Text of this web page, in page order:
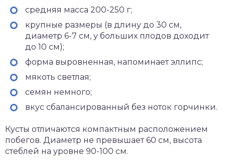
средняя масса 200-250 г;
крупные размеры (в длину до 30 см,
диаметр 6-7 см, у больших плодов доходит
до 10 см);
форма выровненная, напоминает эллипс;
мякоть светлая;
семян немного;
вкус сбалансированный без ноток горчинки.
Кусты отличаются компактным расположением
побегов. Диаметр не превышает 60 см, высота
стеблей на уровне 90-100 см.